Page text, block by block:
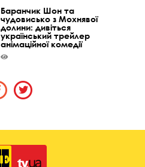
Баранчик Шон та
чудовисько з Мохнявої
долини: дивіться
український трейлер
анімаційної комедії